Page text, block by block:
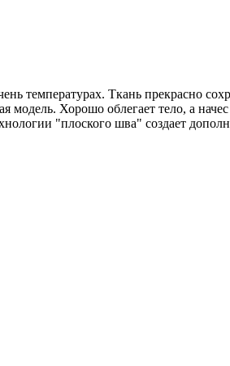
температурах. Ткань прекрасно
Хорошо облегает тело, а
"плоского шва" создает